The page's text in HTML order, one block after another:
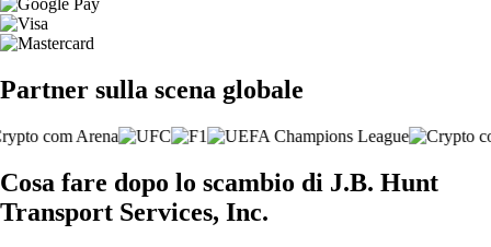
Partner sulla scena globale
Cosa fare dopo lo scambio di J.B. Hunt
Transport Services, Inc.